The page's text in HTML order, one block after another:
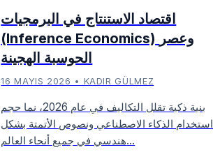
اقتصاد الاستنتاج في البرمجيات
(Inference Economics) وعصر
الحوسبة الهجينة
16 MAYIS 2026 • KADIR GÜLMEZ
بنية ذكية تقلل التكاليف في عام 2026، نما حجم
استخدام الذكاء الاصطناعي ونصوص الأتمتة بشكل
هندسي في جميع أنحاء العالم...